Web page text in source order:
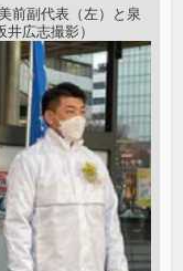
前副代表（左）と泉
広志撮影）